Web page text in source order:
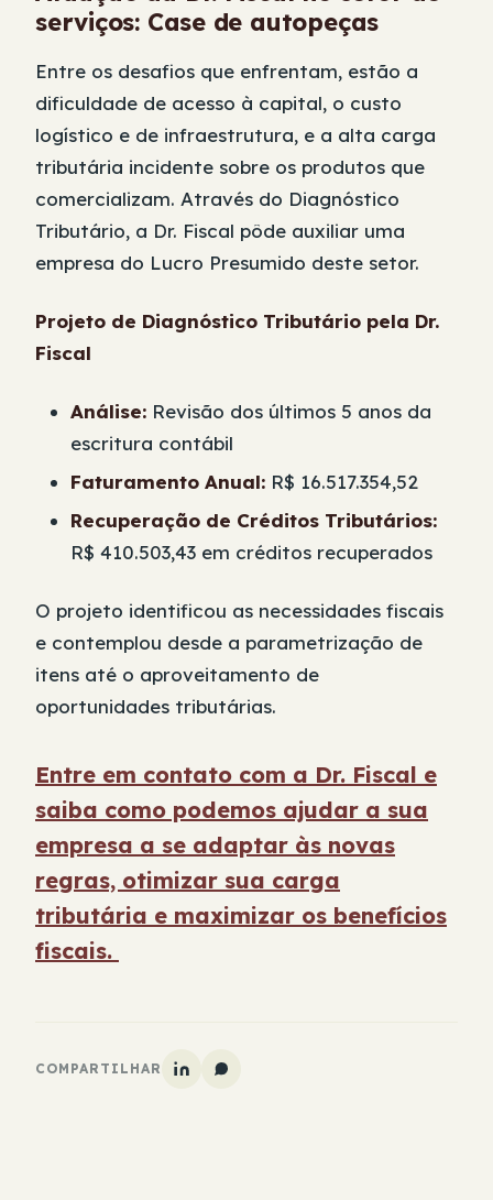
serviços: Case de autopeças
Entre os desafios que enfrentam, estão a
dificuldade de acesso à capital, o custo
logístico e de infraestrutura, e a alta carga
tributária incidente sobre os produtos que
comercializam. Através do Diagnóstico
Tributário, a Dr. Fiscal pôde auxiliar uma
empresa do Lucro Presumido deste setor.
Projeto de Diagnóstico Tributário pela Dr.
Fiscal
Análise: Revisão dos últimos 5 anos da
escritura contábil
Faturamento Anual: R$ 16.517.354,52
Recuperação de Créditos Tributários:
R$ 410.503,43 em créditos recuperados
O projeto identificou as necessidades fiscais
e contemplou desde a parametrização de
itens até o aproveitamento de
oportunidades tributárias.
Entre em contato com a Dr. Fiscal e
saiba como podemos ajudar a sua
empresa a se adaptar às novas
regras, otimizar sua carga
tributária e maximizar os benefícios
fiscais.
COMPARTILHAR